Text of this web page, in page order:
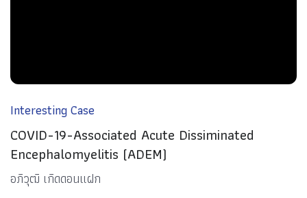
Interesting Case
COVID-19-Associated Acute Dissiminated
Encephalomyelitis (ADEM)
อภิวุฒิ เกิดดอนแฝก